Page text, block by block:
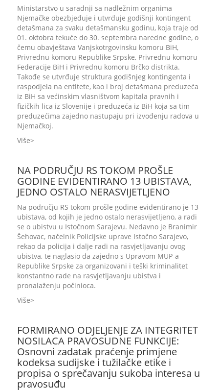
Ministarstvo u saradnji sa nadležnim organima
Njemačke obezbjeđuje i utvrđuje godišnji kontingent
detašmana za svaku detašmansku godinu, koja traje od
01. oktobra tekuće do 30. septembra naredne godine, o
čemu obavještava Vanjskotrgovinsku komoru BiH,
Privrednu komoru Republike Srpske, Privrednu komoru
Federacije BiH i Privrednu komoru Brčko distrikta.
Takođe se utvrđuje struktura godišnjeg kontingenta i
raspodjela na entitete, kao i broj detašmana preduzeća
iz BiH sa većinskim vlasništvom kapitala pravnih i
fizičkih lica iz Slovenije i preduzeća iz BiH koja sa tim
preduzećima zajedno nastupaju pri izvođenju radova u
Njemačkoj.
Više
NA PODRUČJU RS TOKOM PROŠLE
GODINE EVIDENTIRANO 13 UBISTAVA,
JEDNO OSTALO NERASVIJETLJENO
Na području RS tokom prošle godine evidentirano je 13
ubistava, od kojih je jedno ostalo nerasvijetljeno, a radi
se o ubistvu u Istočnom Sarajevu. Nedavno je Branimir
Šehovac, načelnik Policijske uprave Istočno Sarajevo,
rekao da policija i dalje radi na rasvjetljavanju ovog
ubistva, te naglasio da zajedno s Upravom MUP-a
Republike Srpske za organizovani i teški kriminalitet
konstantno rade na rasvjetljavanju ubistva i
pronalaženju počinioca.
Više
FORMIRANO ODJELJENJE ZA INTEGRITET
NOSILACA PRAVOSUDNE FUNKCIJE:
Osnovni zadatak praćenje primjene
kodeksa sudijske i tužilačke etike i
propisa o sprečavanju sukoba interesa u
pravosuđu